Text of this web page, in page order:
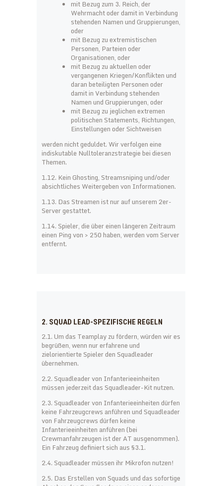
mit Bezug zum 3. Reich, der
Wehrmacht oder damit in Verbindung
stehenden Namen und Gruppierungen,
oder
mit Bezug zu extremistischen
Personen, Parteien oder
Organisationen, oder
mit Bezug zu aktuellen oder
vergangenen Kriegen/Konflikten und
daran beteiligten Personen oder
damit in Verbindung stehenden
Namen und Gruppierungen, oder
mit Bezug zu jeglichen extremen
politischen Statements, Richtungen,
Einstellungen oder Sichtweisen
werden nicht geduldet. Wir verfolgen eine
indiskutable Nulltoleranzstrategie bei diesen
Themen.
1.12. Kein Ghosting, Streamsniping und/oder
absichtliches Weitergeben von Informationen.
1.13. Das Streamen ist nur auf unserem 2er-
Server gestattet.
1.14. Spieler, die über einen längeren Zeitraum
einen Ping von > 250 haben, werden vom Server
entfernt.
2. SQUAD LEAD-SPEZIFISCHE REGELN
2.1. Um das Teamplay zu fördern, würden wir es
begrüßen, wenn nur erfahrene und
zielorientierte Spieler den Squadleader
übernehmen.
2.2. Squadleader von Infanterieeinheiten
müssen jederzeit das Squadleader-Kit nutzen.
2.3. Squadleader von Infanterieeinheiten dürfen
keine Fahrzeugcrews anführen und Squadleader
von Fahrzeugcrews dürfen keine
Infanterieeinheiten anführen (bei
Crewmanfahrzeugen ist der AT ausgenommen).
Ein Fahrzeug definiert sich aus §3.1.
2.4. Squadleader müssen ihr Mikrofon nutzen!
2.5. Das Erstellen von Squads und das sofortige